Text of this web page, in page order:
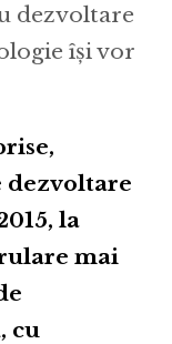
dezvoltare
își vor
dezvoltare
la
mai
cu